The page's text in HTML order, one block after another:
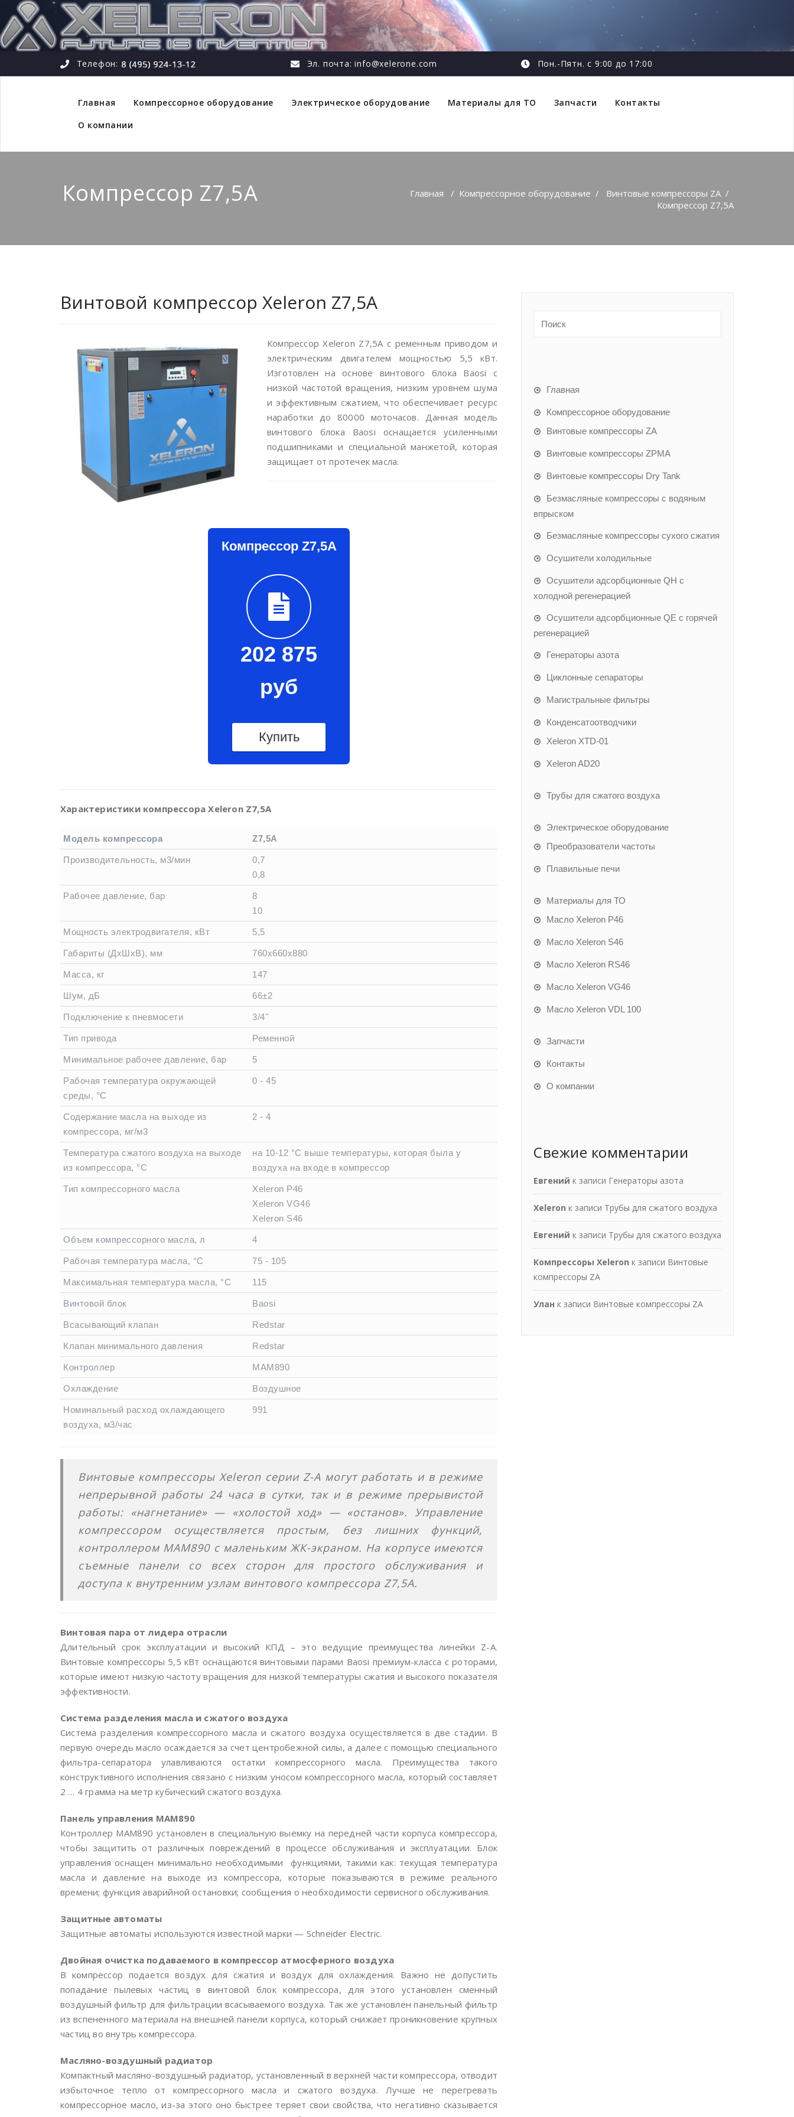
Телефон: Эл. почта: info@xelerone.com Пон.-Пятн. с 9:00 до 17:00
Главная Компрессорное оборудование Электрическое оборудование Материалы для ТО Запчасти
Контакты
О компании
Компрессор Z7,5A Главная / Компрессорное оборудование / Винтовые компрессоры ZA/
Компрессор Z7,5A
Винтовой компрессор Xeleron Z7,5A
Компрессор Xeleron Z7,5A с ременным приводом и
электрическим двигателем мощностью 5,5 кВт.
Изготовлен на основе винтового блока Baosi c
низкой частотой вращения, низким уровнем шума
и эффективным сжатием, что обеспечивает ресурс
наработки до 80000 моточасов. Данная модель
винтового блока Baosi оснащается усиленными
подшипниками и специальной манжетой, которая
защищает от протечек масла.
Компрессор Z7,5A
202 875
руб
Купить
Характеристики компрессора Xeleron Z7,5A
Модель компрессора Z7,5A
Производительность, м3/мин
0,7
0,8
Рабочее давление, бар
8
10
Мощность электродвигателя, кВт 5,5
Габариты (ДхШхВ), мм 760x660x880
Масса, кг 147
Шум, дБ 66±2
Подключение к пневмосети 3/4''
Тип привода Ременной
Минимальное рабочее давление, бар 5
Рабочая температура окружающей
среды, °C
0 - 45
Содержание масла на выходе из
компрессора, мг/м3
2 - 4
Температура сжатого воздуха на выходе
из компрессора, °C
на 10-12 °C выше температуры, которая была у
воздуха на входе в компрессор
Тип компрессорного масла
Xeleron P46
Xeleron VG46
Xeleron S46
Объем компрессорного масла, л 4
Рабочая температура масла, °C 75 - 105
Максимальная температура масла, °C 115
Винтовой блок Baosi
Всасывающий клапан Redstar
Клапан минимального давления Redstar
Контроллер MAM890
Охлаждение Воздушное
Номинальный расход охлаждающего
воздуха, м3/час
991
Винтовые компрессоры Xeleron серии Z-A могут работать и в режиме
непрерывной работы 24 часа в сутки, так и в режиме прерывистой
работы: «нагнетание» — «холостой ход» — «останов». Управление
компрессором осуществляется простым, без лишних функций,
контроллером МАМ890 с маленьким ЖК-экраном. На корпусе имеются
съемные панели со всех сторон для простого обслуживания и
доступа к внутренним узлам винтового компрессора Z7,5A.
Винтовая пара от лидера отрасли
Длительный срок эксплуатации и высокий КПД – это ведущие преимущества линейки Z-A.
Винтовые компрессоры 5,5 кВт оснащаются винтовыми парами Baosi премиум-класса с роторами,
которые имеют низкую частоту вращения для низкой температуры сжатия и высокого показателя
эффективности.
Система разделения масла и сжатого воздуха
Система разделения компрессорного масла и сжатого воздуха осуществляется в две стадии. В
первую очередь масло осаждается за счет центробежной силы, а далее с помощью специального
фильтра-сепаратора улавливаются остатки компрессорного масла. Преимущества такого
конструктивного исполнения связано с низким уносом компрессорного масла, который составляет
2 … 4 грамма на метр кубический сжатого воздуха.
Панель управления МАМ890
Контроллер МАМ890 установлен в специальную выемку на передней части корпуса компрессора,
чтобы защитить от различных повреждений в процессе обслуживания и эксплуатации. Блок
управления оснащен минимально необходимыми функциями, такими как: текущая температура
масла и давление на выходе из компрессора, которые показываются в режиме реального
времени; функция аварийной остановки; сообщения о необходимости сервисного обслуживания.
Защитные автоматы
Защитные автоматы используются известной марки — Schneider Electric.
Двойная очистка подаваемого в компрессор атмосферного воздуха
В компрессор подается воздух для сжатия и воздух для охлаждения. Важно не допустить
попадание пылевых частиц в винтовой блок компрессора, для этого установлен сменный
воздушный фильтр для фильтрации всасываемого воздуха. Так же установлен панельный фильтр
из вспененного материала на внешней панели корпуса, который снижает проникновение крупных
частиц во внутрь компрессора.
Масляно-воздушный радиатор
Компактный масляно-воздушный радиатор, установленный в верхней части компрессора, отводит
избыточное тепло от компрессорного масла и сжатого воздуха. Лучше не перегревать
компрессорное масло, из-за этого оно быстрее теряет свои свойства, что негативно сказывается
Главная
Компрессорное оборудование
Винтовые компрессоры ZA
Винтовые компрессоры ZPMA
Винтовые компрессоры Dry Tank
Безмасляные компрессоры с водяным
впрыском
Безмасляные компрессоры сухого сжатия
Осушители холодильные
Осушители адсорбционные QH с
холодной регенерацией
Осушители адсорбционные QE с горячей
регенерацией
Генераторы азота
Циклонные сепараторы
Магистральные фильтры
Конденсатоотводчики
Xeleron XTD-01
Xeleron AD20
Трубы для сжатого воздуха
Электрическое оборудование
Преобразователи частоты
Плавильные печи
Материалы для ТО
Масло Xeleron P46
Масло Xeleron S46
Масло Xeleron RS46
Масло Xeleron VG46
Масло Xeleron VDL 100
Запчасти
Контакты
О компании
Свежие комментарии
Евгений к записи Генераторы азота
Xeleron к записи Трубы для сжатого воздуха
Евгений к записи Трубы для сжатого воздуха
Компрессоры Xeleron к записи Винтовые
компрессоры ZA
Улан к записи Винтовые компрессоры ZA